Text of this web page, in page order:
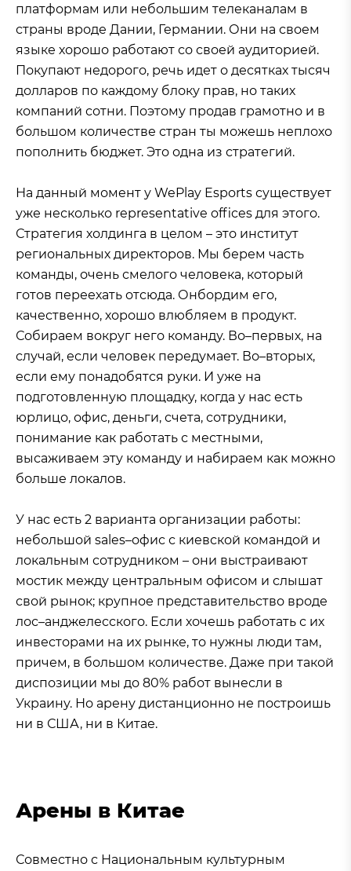
платформам или небольшим телеканалам в
страны вроде Дании, Германии. Они на своем
языке хорошо работают со своей аудиторией.
Покупают недорого, речь идет о десятках тысяч
долларов по каждому блоку прав, но таких
компаний сотни. Поэтому продав грамотно и в
большом количестве стран ты можешь неплохо
пополнить бюджет. Это одна из стратегий.
На данный момент у WePlay Esports существует
уже несколько representative offices для этого.
Стратегия холдинга в целом – это институт
региональных директоров. Мы берем часть
команды, очень смелого человека, который
готов переехать отсюда. Онбордим его,
качественно, хорошо влюбляем в продукт.
Собираем вокруг него команду. Во–первых, на
случай, если человек передумает. Во–вторых,
если ему понадобятся руки. И уже на
подготовленную площадку, когда у нас есть
юрлицо, офис, деньги, счета, сотрудники,
понимание как работать с местными,
высаживаем эту команду и набираем как можно
больше локалов.
У нас есть 2 варианта организации работы:
небольшой sales–офис с киевской командой и
локальным сотрудником – они выстраивают
мостик между центральным офисом и слышат
свой рынок; крупное представительство вроде
лос–анджелесского. Если хочешь работать с их
инвесторами на их рынке, то нужны люди там,
причем, в большом количестве. Даже при такой
диспозиции мы до 80% работ вынесли в
Украину. Но арену дистанционно не построишь
ни в США, ни в Китае.
Арены в Китае
Совместно с Национальным культурным